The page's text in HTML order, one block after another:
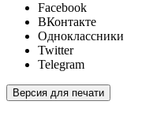
Facebook
ВКонтакте
Одноклассники
Twitter
Telegram
Версия для печати